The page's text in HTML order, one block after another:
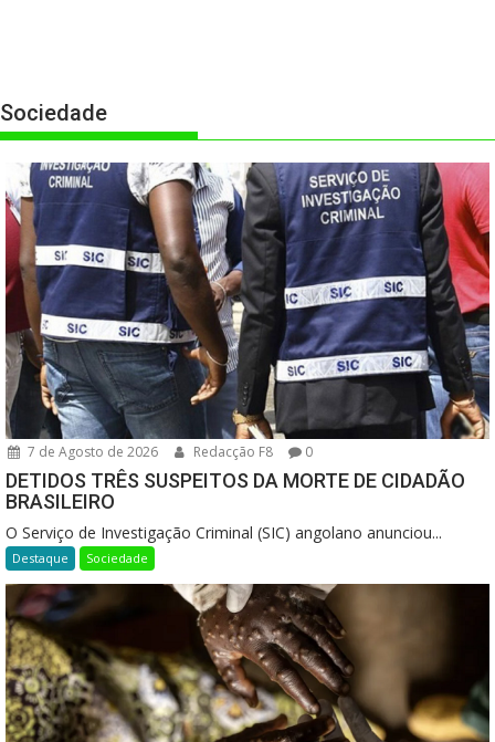
Sociedade
7 de Agosto de 2026 Redacção F8 0
DETIDOS TRÊS SUSPEITOS DA MORTE DE CIDADÃO
BRASILEIRO
O Serviço de Investigação Criminal (SIC) angolano anunciou...
Destaque Sociedade